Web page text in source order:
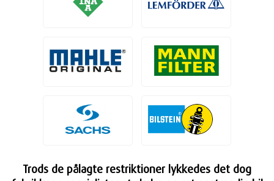
Trods de pålagte restriktioner lykkedes det dog